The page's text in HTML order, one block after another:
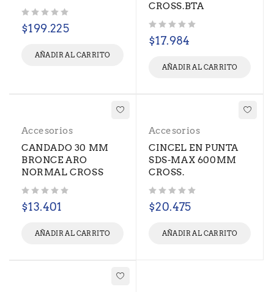
$199.225
AÑADIR AL CARRITO
CROSS.BTA
$17.984
AÑADIR AL CARRITO
Accesorios
CANDADO 30 MM
BRONCE ARO
NORMAL CROSS
$13.401
AÑADIR AL CARRITO
Accesorios
CINCEL EN PUNTA
SDS-MAX 600MM
CROSS.
$20.475
AÑADIR AL CARRITO